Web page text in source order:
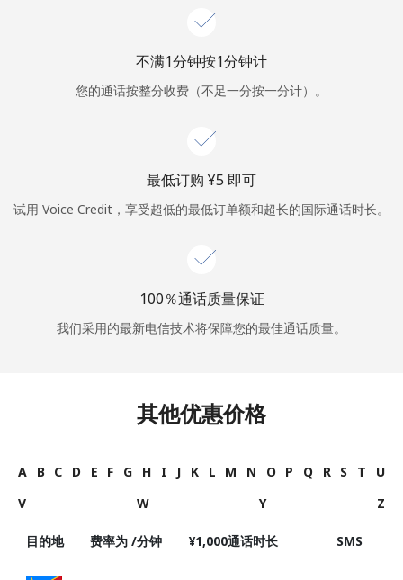
登录
者
继续使用
不满1分钟按1分钟计
您的通话按整分收费（不足一分按一分计）。
最低订购 ⁦¥5⁩ 即可
试用 Voice Credit，享受超低的最低订单额和超长的国际通话时长。
100％通话质量保证
我们采用的最新电信技术将保障您的最佳通话质量。
其他优惠价格
A B C D E F G H I J K L M N O P Q R S T
U
V
W Y Z
目的地 费率为 /分钟 ⁦¥1,000⁩通话时长 SMS